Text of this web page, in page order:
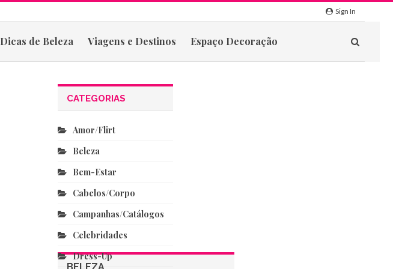
Sign In
Dicas de Beleza Viagens e Destinos Espaço Decoração
CATEGORIAS
Amor/flirt
Beleza
Bem-Estar
Cabelos/corpo
Campanhas/catálogos
Celebridades
Dress-Up